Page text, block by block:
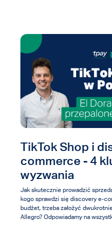
TikTok Shop i
commerce - 4
wyzwania
Jak skutecznie prowadzić
kogo sprawdzi się discovery e-
budżet, trzeba założyć
Allegro? Odpowiadamy na